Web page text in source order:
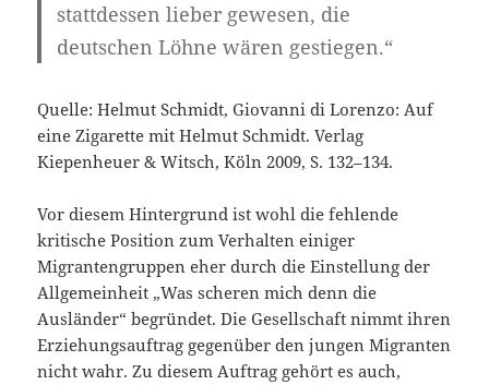
stattdessen lieber gewesen, die
deutschen Löhne wären gestiegen.“
Quelle: Helmut Schmidt, Giovanni di Lorenzo: Auf
eine Zigarette mit Helmut Schmidt. Verlag
Kiepenheuer & Witsch, Köln 2009, S. 132–134.
Vor diesem Hintergrund ist wohl die fehlende
kritische Position zum Verhalten einiger
Migrantengruppen eher durch die Einstellung der
Allgemeinheit „Was scheren mich denn die
Ausländer“ begründet. Die Gesellschaft nimmt ihren
Erziehungsauftrag gegenüber den jungen Migranten
nicht wahr. Zu diesem Auftrag gehört es auch,